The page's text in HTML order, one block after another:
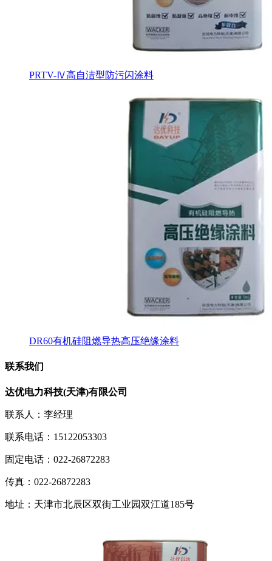
PRTV-Ⅳ高自洁型防污闪涂料
DR60有机硅阻燃导热高压绝缘涂料
联系我们
达优电力科技(天津)有限公司
联系人：李经理
联系电话：15122053303
固定电话：022-26872283
传真：022-26872283
地址：天津市北辰区双街工业园双江道185号